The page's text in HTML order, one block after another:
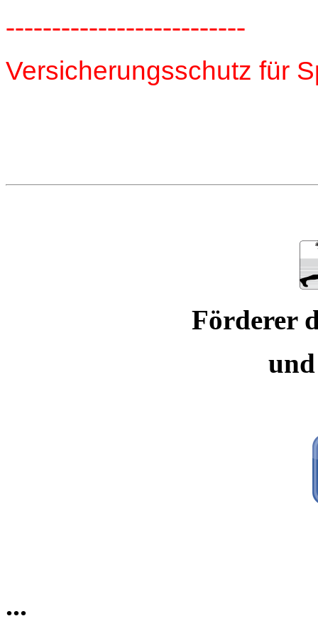
--------------------------
Versicherungsschutz für
Förderer
...